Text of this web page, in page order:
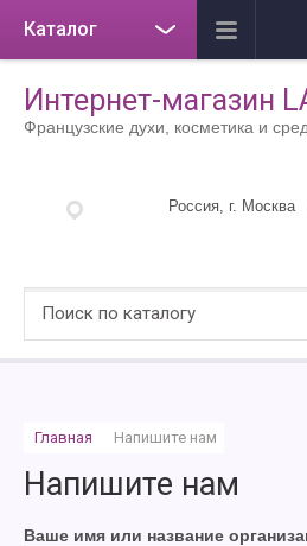
Каталог
Интернет-магазин
Французские духи, косметика и
Россия, г. Москва
Главная Напишите нам
Напишите нам
Ваше имя или название